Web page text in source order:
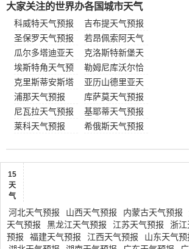
大家关注的世界办各国城市天气
科威特天气预报
吉布提天气预报
圣保罗天气预报
若昂佩索阿天气
预报
瓜尔多塔迪亚天
气预报
克洛斯特新堡天
气预报
埃斯特角天气预
报
勒姆尼库沃尔恰
天气预
克里斯蒂安斯塔
德天气
亚历山德里亚天
气预报
浦那天气预报
库萨莫天气预报
尼瓦拉天气预报
基耶蒂天气预报
莱科天气预报
希俄斯天气预报
15
天
气
河北天气预报 山西天气预报 内蒙古天气预报
天气预报
黑龙江天气预报 江苏天气预报 浙江
预报
福建天气预报 江西天气预报 山东天气预